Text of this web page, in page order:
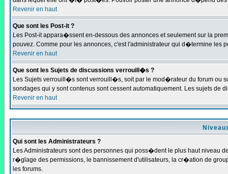
Revenir en haut
Que sont les Post-it ?
Les Post-it appara�ssent en-dessous des annonces et seulement sur la
pouvez. Comme pour les annonces, c'est l'administrateur qui d�termine les
Revenir en haut
Que sont les Sujets de discussions verrouill�s ?
Les Sujets verrouill�s sont verrouill�s, soit par le mod�rateur du forum ou
sondages qui y sont contenus sont cessent automatiquement. Les sujets
Revenir en haut
Qui sont les Administrateurs ?
Les Administrateurs sont des personnes qui poss�dent le plus haut niveau
r�glage des permissions, le bannissement d'utilisateurs, la cr�ation de
les forums.